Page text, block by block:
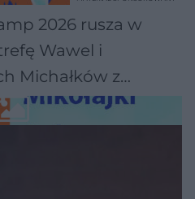
2026 rusza w
Wawel i
Michałków z